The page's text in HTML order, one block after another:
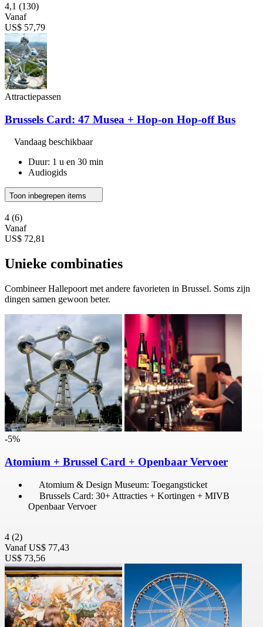
4,1 (130)
Vanaf
US$ 57,79
Attractiepassen
Brussels Card: 47 Musea + Hop-on Hop-off Bus
Vandaag beschikbaar
Duur: 1 u en 30 min
Audiogids
Toon inbegrepen items
4 (6)
Vanaf
US$ 72,81
Unieke combinaties
Combineer Hallepoort met andere favorieten in Brussel. Soms zijn
dingen samen gewoon beter.
-5%
Atomium + Brussel Card + Openbaar Vervoer
Atomium & Design Museum: Toegangsticket
Brussels Card: 30+ Attracties + Kortingen + MIVB
Openbaar Vervoer
4 (2)
Vanaf US$ 77,43
US$ 73,56